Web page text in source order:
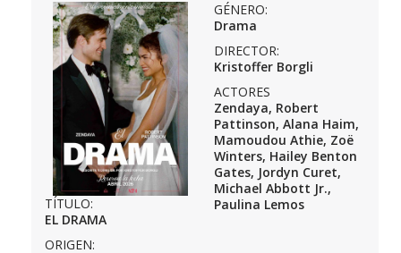
TÍTULO:
EL DRAMA
ORIGEN:
GÉNERO:
Drama
DIRECTOR:
Kristoffer Borgli
ACTORES
Zendaya, Robert
Pattinson, Alana Haim,
Mamoudou Athie, Zoë
Winters, Hailey Benton
Gates, Jordyn Curet,
Michael Abbott Jr.,
Paulina Lemos